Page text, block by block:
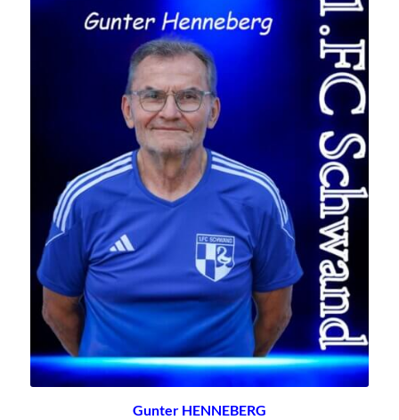
Gunter HENNEBERG